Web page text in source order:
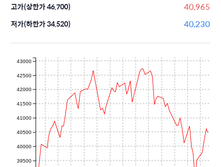
고가(상한가 46,700) 40,965
저가(하한가 34,520) 40,230
39500
40000
40500
41000
41500
42000
42500
43000